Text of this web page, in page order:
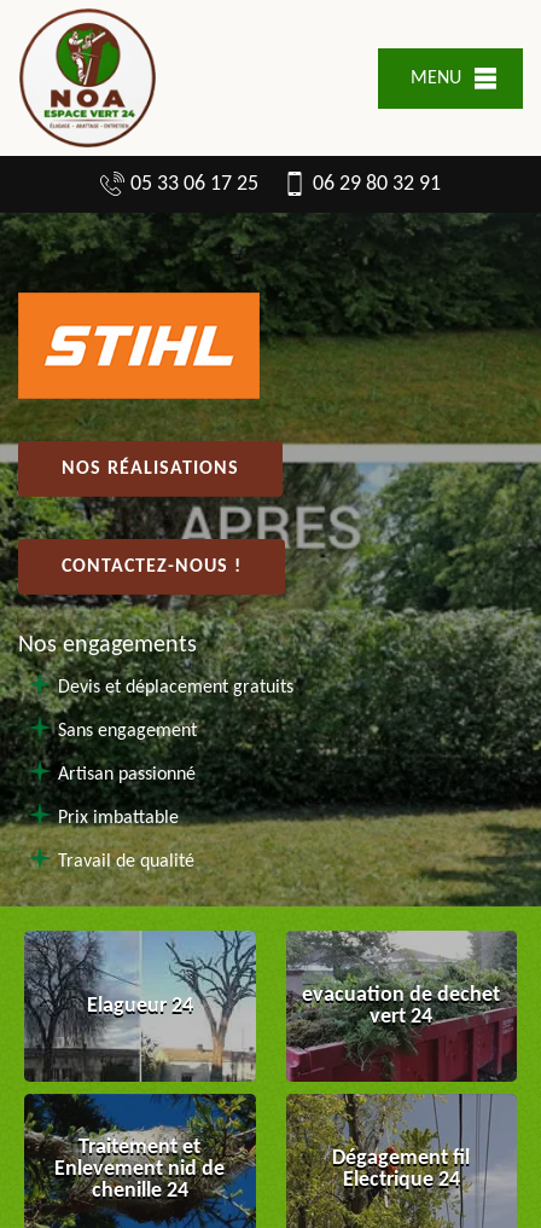
MENU
05 33 06 17 25 06 29 80 32 91
NOS RÉALISATIONS
CONTACTEZ-NOUS !
Nos engagements
Devis et déplacement gratuits
Sans engagement
Artisan passionné
Prix imbattable
Travail de qualité
Elagueur 24
evacuation de dechet
vert 24
Traitement et
Enlevement nid de
chenille 24
Dégagement fil
Electrique 24